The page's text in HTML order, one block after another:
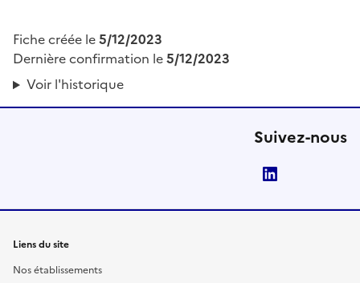
Fiche créée le5/12/2023
Dernière confirmation le5/12/2023
Voir l'historique
Suivez-nous
Liens du site
Nos établissements